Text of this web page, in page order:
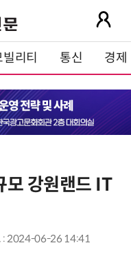
빌리티 통신 경제
모 강원랜드 IT
: 2024-06-26 14:41